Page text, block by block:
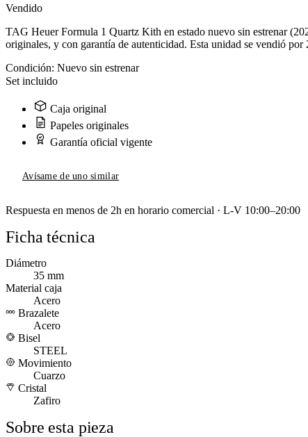
Vendido
TAG Heuer Formula 1 Quartz Kith en estado nuevo sin estrenar
originales, y con garantía de autenticidad. Esta unidad se vendió
Condición: Nuevo sin estrenar
Set incluido
Caja original
Papeles originales
Garantía oficial vigente
Avísame de uno similar
Respuesta en menos de 2h en horario comercial · L-V 10:00–20:00
Ficha técnica
Diámetro
35 mm
Material caja
Acero
Brazalete
Acero
Bisel
STEEL
Movimiento
Cuarzo
Cristal
Zafiro
Sobre esta pieza